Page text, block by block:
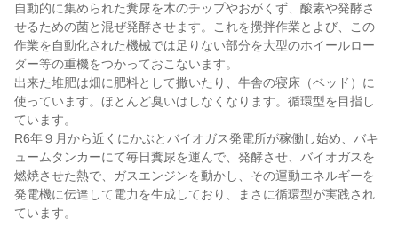
自動的に集められた糞尿を木のチップやおがくず、酸素や発酵さ
せるための菌と混ぜ発酵させます。これを攪拌作業とよび、この
作業を自動化された機械では足りない部分を大型のホイールロー
ダー等の重機をつかっておこないます。
出来た堆肥は畑に肥料として撒いたり、牛舎の寝床（ベッド）に
使っています。ほとんど臭いはしなくなります。循環型を目指し
ています。
R6年９月から近くにかぶとバイオガス発電所が稼働し始め、バキ
ュームタンカーにて毎日糞尿を運んで、発酵させ、バイオガスを
燃焼させた熱で、ガスエンジンを動かし、その運動エネルギーを
発電機に伝達して電力を生成しており、まさに循環型が実践され
ています。